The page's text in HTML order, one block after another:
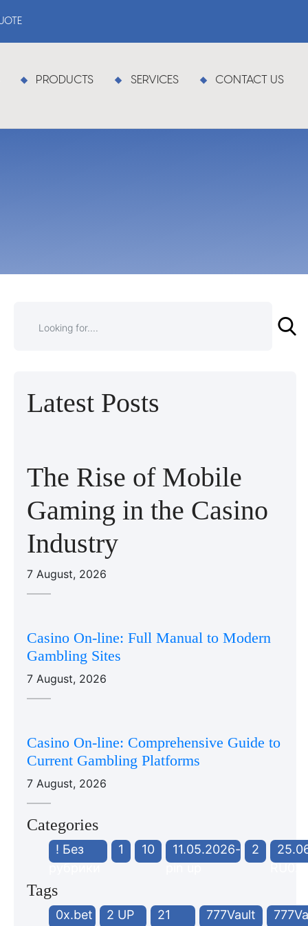
PRODUCTS SERVICES CONTACT US
Latest Posts
The Rise of Mobile
Gaming in the Casino
Industry
7 August, 2026
Casino On-line: Full Manual to Modern
Gambling Sites
7 August, 2026
Casino On-line: Comprehensive Guide to
Current Gambling Platforms
7 August, 2026
Categories
! Без
1 10
11.05.2026-
2
Tags
0x.bet
2 UP
21
777Vault